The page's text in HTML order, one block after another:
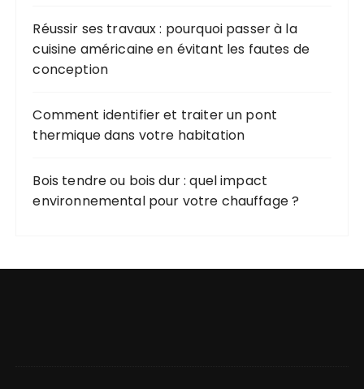
Réussir ses travaux : pourquoi passer à la
cuisine américaine en évitant les fautes de
conception
Comment identifier et traiter un pont
thermique dans votre habitation
Bois tendre ou bois dur : quel impact
environnemental pour votre chauffage ?